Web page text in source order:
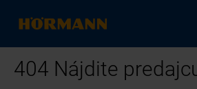
404 Nájdite